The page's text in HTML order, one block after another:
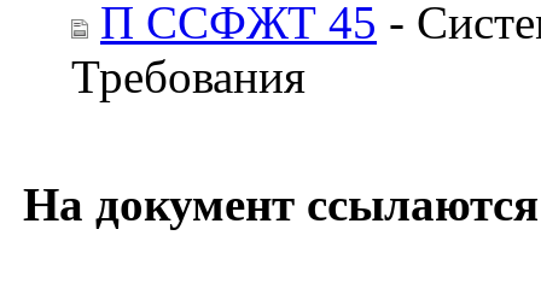
П ССФЖТ 45 -
Требования
На документ